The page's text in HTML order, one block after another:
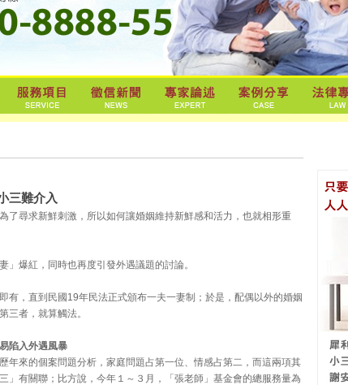
三難介入
了尋求新鮮刺激，所以如何讓婚姻維持新鮮感和活力，也就相形重
」爆紅，同時也再度引發外遇議題的討論。
有，直到民國19年民法正式頒布一夫一妻制；於是，配偶以外的婚姻
三者，就算觸法。
陷入外遇風暴
年來的個案問題分析，家庭問題占第一位、情感占第二，而這兩項其
」有關聯；比方說，今年１～３月，「張老師」基金會的總服務量為